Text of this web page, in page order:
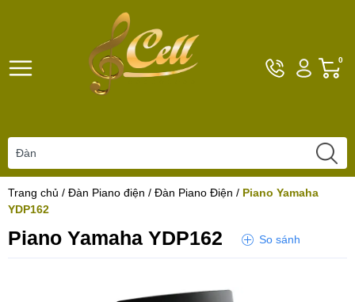
Hotline
0961017926
Tài
khoản
0
Trang chủ / Đàn Piano điện / Đàn Piano Điện / Piano Yamaha
YDP162
Piano Yamaha YDP162 So sánh